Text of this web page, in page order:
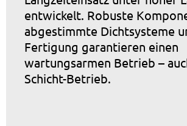
Ihrer Spindel.
entwickelt. Robuste
abgestimmte Dichtsysteme
Fertigung garantieren einen
wartungsarmen Betrieb –
Schicht-Betrieb.